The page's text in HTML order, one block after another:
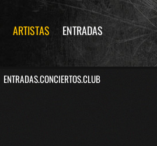
ARTISTAS ENTRADAS
ENTRADAS.CONCIERTOS.CLUB